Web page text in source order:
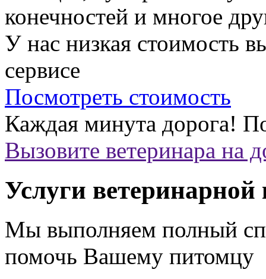
конечностей и многое
У нас низкая стоимость
сервисе
Посмотреть стоимость
Каждая минута дорога!
Вызовите ветеринара на
Услуги
Мы выполняем полный
помочь Вашему питомцу